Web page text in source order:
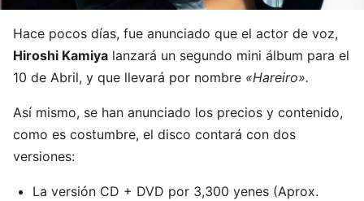
Hace pocos días, fue anunciado que el actor de voz,
Hiroshi Kamiya lanzará un segundo mini álbum para el
10 de Abril, y que llevará por nombre «Hareiro».
Así mismo, se han anunciado los precios y contenido,
como es costumbre, el disco contará con dos
versiones:
La versión CD + DVD por 3,300 yenes (Aprox.